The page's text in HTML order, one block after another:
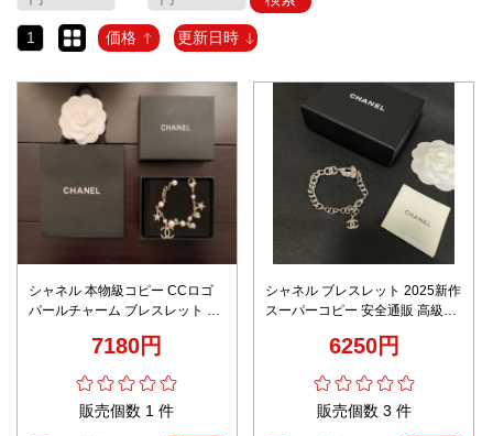
1 価格 更新日時
シャネル 本物級コピー CCロゴ
パールチャーム ブレスレット 星
7180円
販売個数 1 件
シャネル ブレスレット 2025新作
スーパーコピー 安全通販 高級感
う 数量限定入荷6250円
販売個数 3 件